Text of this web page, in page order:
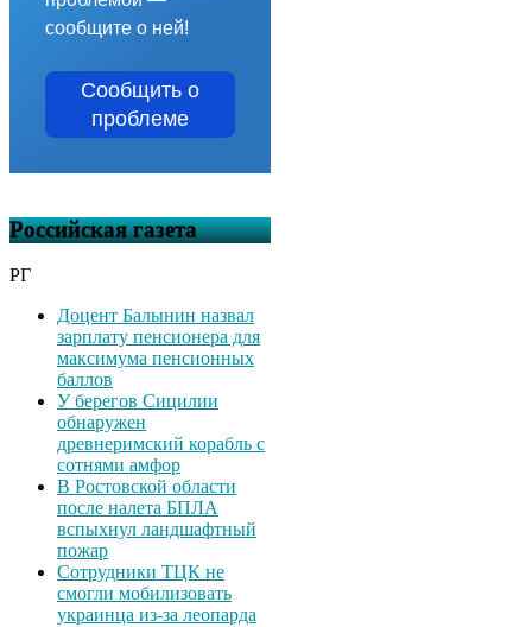
сообщите о ней!
Сообщить о
проблеме
Российская газета
РГ
Доцент Балынин назвал
зарплату пенсионера для
максимума пенсионных
баллов
У берегов Сицилии
обнаружен
древнеримский корабль с
сотнями амфор
В Ростовской области
после налета БПЛА
вспыхнул ландшафтный
пожар
Сотрудники ТЦК не
смогли мобилизовать
украинца из-за леопарда